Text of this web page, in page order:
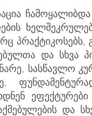
პრაქტიკოსებს,
და სხვა
სასწავლო